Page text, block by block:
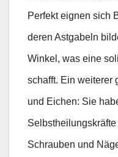
Perfekt eignen sich
deren Astgabeln
Winkel, was eine
schafft. Ein weiterer
und Eichen: Sie
Schrauben und